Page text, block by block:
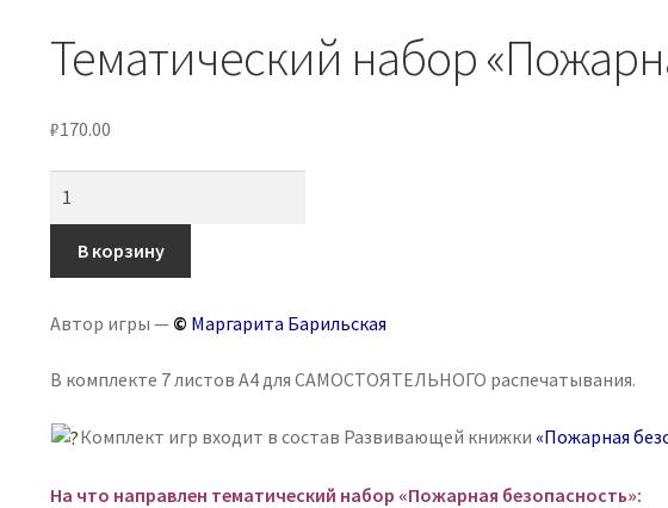
Тематический набор
₽170.00
Тематический
набор
безопасность».
игр
пиши-
стирай
В корзину
Автор игры — © Маргарита Барильская
В комплекте 7 листов А4 для САМОСТОЯТЕЛЬНОГО распечатывания.
Комплект игр входит в состав Развивающей книжки «Пожарная
На что направлен тематический набор «Пожарная безопасность»: